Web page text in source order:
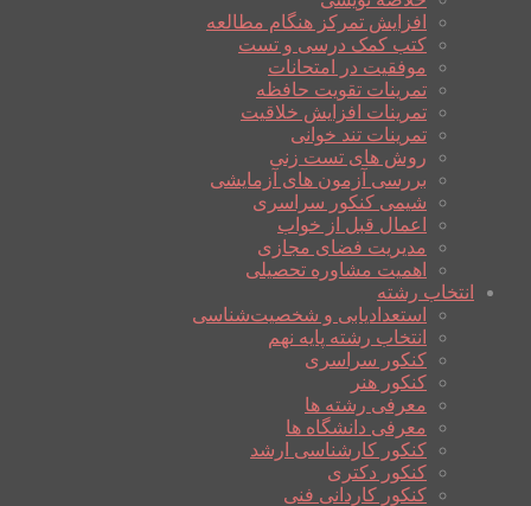
افزایش تمرکز هنگام مطالعه
کتب کمک درسی و تست
موفقیت در امتحانات
تمرینات تقویت حافظه
تمرینات افزایش خلاقیت
تمرینات تند خوانی
روش های تست زنی
بررسی آزمون های آزمایشی
شیمی کنکور سراسری
اعمال قبل از خواب
مدیریت فضای مجازی
اهمیت مشاوره تحصیلی
انتخاب رشته
استعدادیابی و شخصیت‌شناسی
انتخاب رشته پایه نهم
کنکور سراسری
کنکور هنر
معرفی رشته ها
معرفی دانشگاه ها
کنکور کارشناسی ارشد
کنکور دکتری
کنکور کاردانی فنی